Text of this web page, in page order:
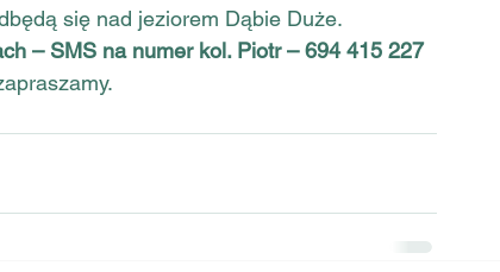
się nad jeziorem Dąbie Duże.
– SMS na numer kol. Piotr – 694 415 227